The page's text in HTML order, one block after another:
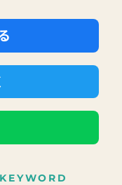
KEYWORD